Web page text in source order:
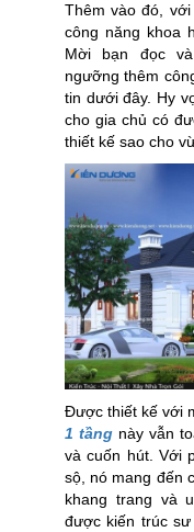
Thêm vào đó,
công năng khoa
Mời bạn đọc
ngưỡng thêm
tin dưới đây. Hy
cho gia chủ có
thiết kế sao cho
Được thiết kế với
1 tầng này vẫn
và cuốn hút. Với
sộ, nó mang đến
khang trang và
được kiến trúc